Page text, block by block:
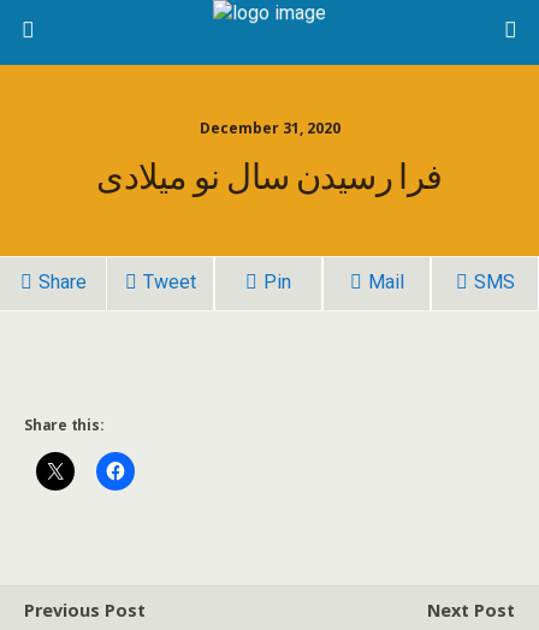
December 31, 2020
فرا رسیدن سال نو میلادی
Share Tweet Pin Mail SMS
Share this:
Previous Post Next Post